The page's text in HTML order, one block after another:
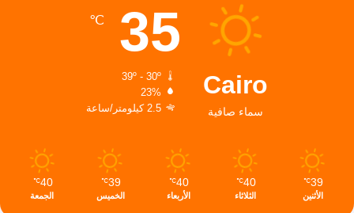
Cairo
سماء صافية
35
℃
23%
2.5 كيلومتر/ساعة
39
℃
الأثنين
40
℃
الثلاثاء
40
℃
الأربعاء
39
℃
الخميس
40
℃
الجمعة